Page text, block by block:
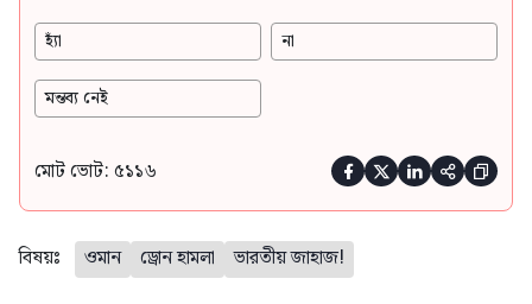
হ্যাঁ না
মন্তব্য নেই
মোট ভোট: ৫১১৬     
বিষয়ঃ ওমান ড্রোন হামলা ভারতীয় জাহাজ!